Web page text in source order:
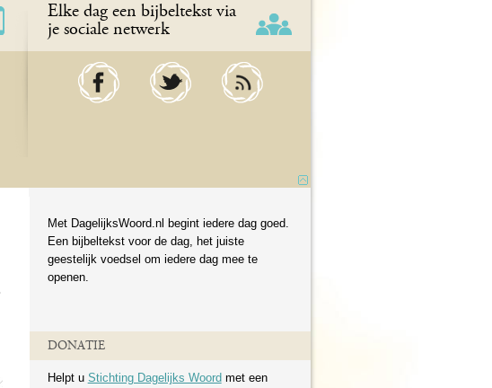
Elke dag een bijbeltekst via
je sociale netwerk
Met DagelijksWoord.nl begint iedere dag goed.
Een bijbeltekst voor de dag, het juiste
geestelijk voedsel om iedere dag mee te
openen.
DONATIE
Helpt u Stichting Dagelijks Woord met een